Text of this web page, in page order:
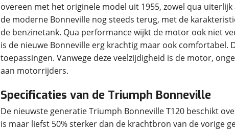
overeen met het originele model uit 1955, zowel qua
de moderne Bonneville nog steeds terug, met de
de benzinetank. Qua performance wijkt de motor ook niet
is de nieuwe Bonneville erg krachtig maar ook
toepassingen. Vanwege deze veelzijdigheid is de motor,
Specificaties van de Triumph Bonneville
De nieuwste generatie Triumph Bonneville T120 beschikt
is maar liefst 50% sterker dan de krachtbron van de vorige